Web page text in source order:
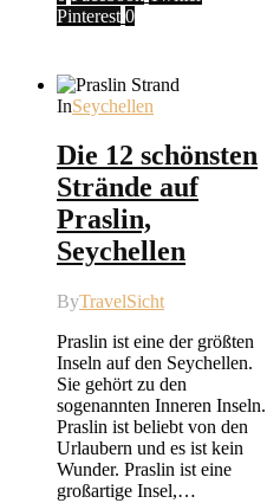
Pinterest 0
InSeychellen
Die 12 schönsten
Strände auf
Praslin,
Seychellen
ByTravelSicht
Praslin ist eine der größten
Inseln auf den Seychellen.
Sie gehört zu den
sogenannten Inneren Inseln.
Praslin ist beliebt von den
Urlaubern und es ist kein
Wunder. Praslin ist eine
großartige Insel,…